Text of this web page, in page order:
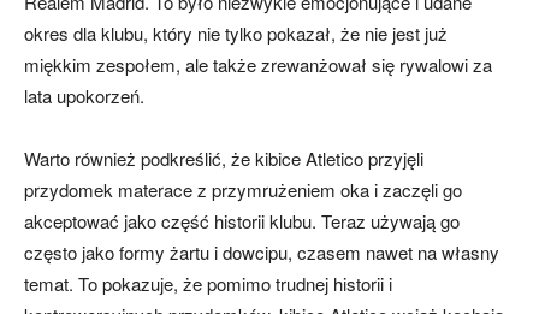
okres dla klubu, który nie tylko pokazał, że nie jest już
miękkim zespołem, ale także zrewanżował się rywalowi za
lata upokorzeń.
Warto również podkreślić, że kibice Atletico przyjęli
przydomek materace z przymrużeniem oka i zaczęli go
akceptować jako część historii klubu. Teraz używają go
często jako formy żartu i dowcipu, czasem nawet na własny
temat. To pokazuje, że pomimo trudnej historii i